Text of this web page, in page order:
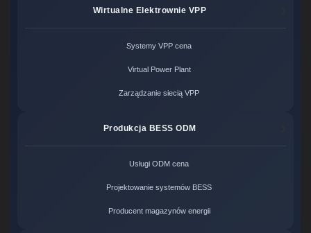
Wirtualne Elektrownie VPP
Systemy VPP cena
Virtual Power Plant
Zarządzanie siecią VPP
Produkcja BESS ODM
Usługi ODM cena
Projektowanie systemów BESS
Producent magazynów energii